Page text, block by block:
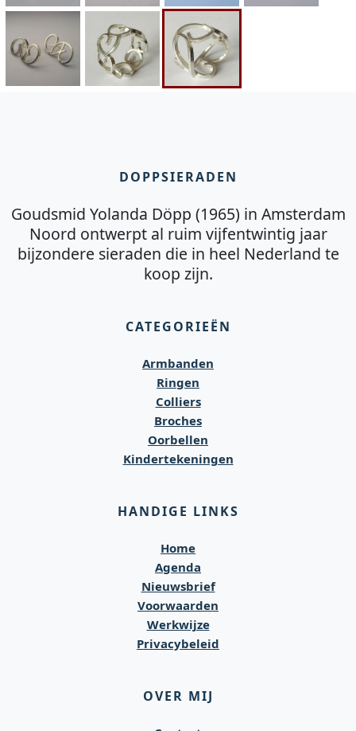
DOPPSIERADEN
Goudsmid Yolanda Döpp (1965) in Amsterdam
Noord ontwerpt al ruim vijfentwintig jaar
bijzondere sieraden die in heel Nederland te
koop zijn.
CATEGORIEËN
Armbanden
Ringen
Colliers
Broches
Oorbellen
Kindertekeningen
HANDIGE LINKS
Home
Agenda
Nieuwsbrief
Voorwaarden
Werkwijze
Privacybeleid
OVER MIJ